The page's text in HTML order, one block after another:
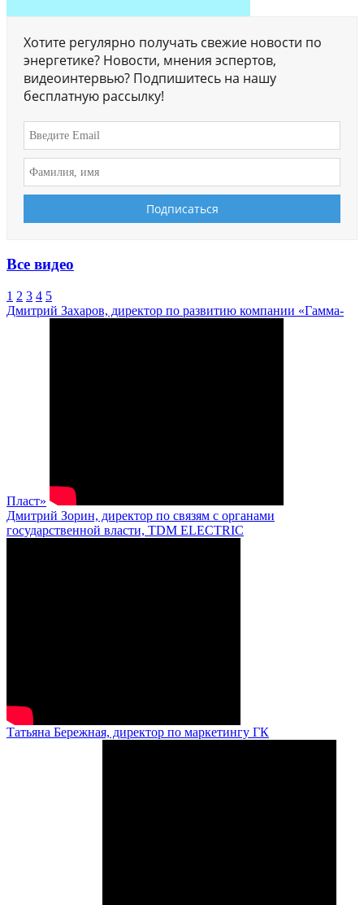
Хотите регулярно получать свежие новости по
энергетике? Новости, мнения эспертов,
видеоинтервью? Подпишитесь на нашу
бесплатную рассылку!
Все видео
1 2 3 4 5
Дмитрий Захаров, директор по развитию компании «Гамма-
Пласт»
Дмитрий Зорин, директор по связям с органами
государственной власти, TDM ELECTRIC
Татьяна Бережная, директор по маркетингу ГК